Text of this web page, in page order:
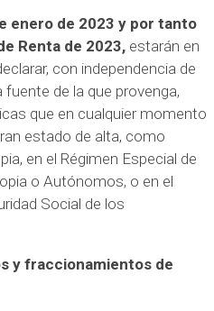
enero de 2023 y por tanto
Renta de 2023, estarán en
con independencia de
de la que provenga,
que en cualquier momento
estado de alta, como
en el Régimen Especial de
o Autónomos, o en el
Social de los
y fraccionamientos de